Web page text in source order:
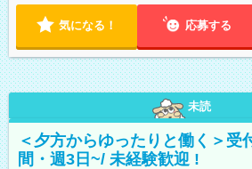
気になる！ 応募する
未読
＜夕方からゆったりと働く＞受
間・週3日~/ 未経験歓迎 !